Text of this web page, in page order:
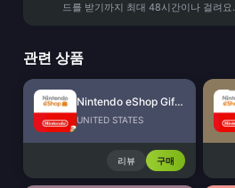
드를 받기까지 최대 48시간이나 걸려요.
관련 상품
Nintendo eShop Gift Card (US)
UNITED STATES
리뷰 구매